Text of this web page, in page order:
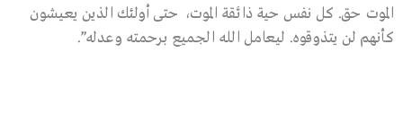
الموت حق. كل نفس حية ذائقة الموت، حتى أولئك الذين يعيشون
كأنهم لن يتذوقوه. ليعامل الله الجميع برحمته وعدله”.